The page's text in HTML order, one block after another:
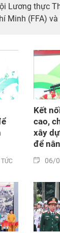
Lương thực
Minh (FFA)
ngành thực
chế biến,
- Propack
Kết
cao,
xây
để
06/